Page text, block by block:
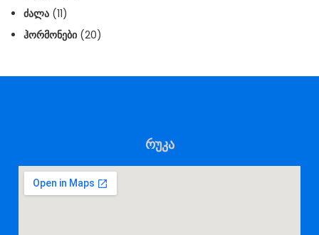
ᲫᲐᲚᲐ (11)
ᲰᲝᲠᲛᲝᲜᲔᲑᲘ (20)
რუკა